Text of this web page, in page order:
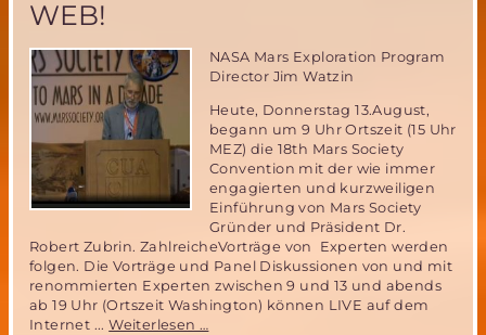
nicht
WEB!
NASA Mars Exploration Program
Director Jim Watzin
Heute, Donnerstag 13.August,
begann um 9 Uhr Ortszeit (15 Uhr
MEZ) die 18th Mars Society
Convention mit der wie immer
engagierten und kurzweiligen
Einführung von Mars Society
Gründer und Präsident Dr.
Robert Zubrin. ZahlreicheVorträge von Experten werden
folgen. Die Vorträge und Panel Diskussionen von und mit
renommierten Experten zwischen 9 und 13 und abends
ab 19 Uhr (Ortszeit Washington) können LIVE auf dem
Internet ...Weiterlesen …